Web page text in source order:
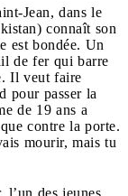
Jean, dans le
connaît son
est bondée. Un
de fer qui barre
Il veut faire
pour passer la
de 19 ans a
contre la porte.
mourir, mais tu
l’un des jeunes